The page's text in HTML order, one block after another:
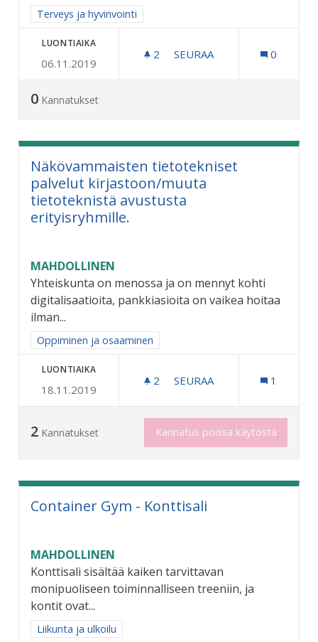
Rajaa tulokset aihepiirin mukaan: Terveys ja hyvinvointi
Terveys ja hyvinvointi
LUONTIAIKA
06.11.2019
2 2 SEURAAJAA
SEURAA 0
0 Kannatukset
Näkövammaisten tietotekniset
palvelut kirjastoon/muuta
tietoteknistä avustusta
erityisryhmille.
MAHDOLLINEN
Yhteiskunta on menossa ja on mennyt kohti
digitalisaatioita, pankkiasioita on vaikea hoitaa
ilman...
Rajaa tulokset aihepiirin mukaan: Oppiminen ja osaaminen
Oppiminen ja osaaminen
LUONTIAIKA
18.11.2019
2 2 SEURAAJAA
SEURAA 1
2 Kannatukset Kannatus poissa käytöstä
Container Gym - Konttisali
MAHDOLLINEN
Konttisali sisältää kaiken tarvittavan
monipuoliseen toiminnalliseen treeniin, ja
kontit ovat...
Rajaa tulokset aihepiirin mukaan: Liikunta ja ulkoilu
Liikunta ja ulkoilu